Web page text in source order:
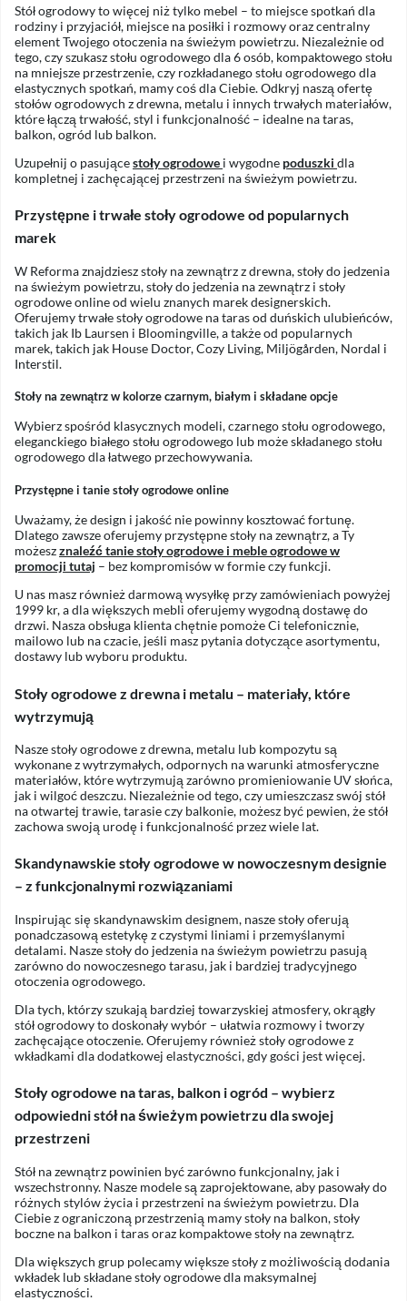
Stół ogrodowy to więcej niż tylko mebel – to miejsce spotkań dla
rodziny i przyjaciół, miejsce na posiłki i rozmowy oraz centralny
element Twojego otoczenia na świeżym powietrzu. Niezależnie od
tego, czy szukasz stołu ogrodowego dla 6 osób, kompaktowego stołu
na mniejsze przestrzenie, czy rozkładanego stołu ogrodowego dla
elastycznych spotkań, mamy coś dla Ciebie. Odkryj naszą ofertę
stołów ogrodowych z drewna, metalu i innych trwałych materiałów,
które łączą trwałość, styl i funkcjonalność – idealne na taras,
balkon, ogród lub balkon.
Uzupełnij o pasującestoły ogrodowe i wygodne poduszki dla
kompletnej i zachęcającej przestrzeni na świeżym powietrzu.
Przystępne i trwałe stoły ogrodowe od popularnych
marek
W Reforma znajdziesz stoły na zewnątrz z drewna, stoły do jedzenia
na świeżym powietrzu, stoły do jedzenia na zewnątrz i stoły
ogrodowe online od wielu znanych marek designerskich.
Oferujemy trwałe stoły ogrodowe na taras od duńskich ulubieńców,
takich jak Ib Laursen i Bloomingville, a także od popularnych
marek, takich jak House Doctor, Cozy Living, Miljögården, Nordal i
Interstil.
Stoły na zewnątrz w kolorze czarnym, białym i składane opcje
Wybierz spośród klasycznych modeli, czarnego stołu ogrodowego,
eleganckiego białego stołu ogrodowego lub może składanego stołu
ogrodowego dla łatwego przechowywania.
Przystępne i tanie stoły ogrodowe online
Uważamy, że design i jakość nie powinny kosztować fortunę.
Dlatego zawsze oferujemy przystępne stoły na zewnątrz, a Ty
możeszznaleźć tanie stoły ogrodowe i meble ogrodowe w
promocji tutaj – bez kompromisów w formie czy funkcji.
U nas masz również darmową wysyłkę przy zamówieniach powyżej
1999 kr, a dla większych mebli oferujemy wygodną dostawę do
drzwi. Nasza obsługa klienta chętnie pomoże Ci telefonicznie,
mailowo lub na czacie, jeśli masz pytania dotyczące asortymentu,
dostawy lub wyboru produktu.
Stoły ogrodowe z drewna i metalu – materiały, które
wytrzymują
Nasze stoły ogrodowe z drewna, metalu lub kompozytu są
wykonane z wytrzymałych, odpornych na warunki atmosferyczne
materiałów, które wytrzymują zarówno promieniowanie UV słońca,
jak i wilgoć deszczu. Niezależnie od tego, czy umieszczasz swój stół
na otwartej trawie, tarasie czy balkonie, możesz być pewien, że stół
zachowa swoją urodę i funkcjonalność przez wiele lat.
Skandynawskie stoły ogrodowe w nowoczesnym designie
– z funkcjonalnymi rozwiązaniami
Inspirując się skandynawskim designem, nasze stoły oferują
ponadczasową estetykę z czystymi liniami i przemyślanymi
detalami. Nasze stoły do jedzenia na świeżym powietrzu pasują
zarówno do nowoczesnego tarasu, jak i bardziej tradycyjnego
otoczenia ogrodowego.
Dla tych, którzy szukają bardziej towarzyskiej atmosfery, okrągły
stół ogrodowy to doskonały wybór – ułatwia rozmowy i tworzy
zachęcające otoczenie. Oferujemy również stoły ogrodowe z
wkładkami dla dodatkowej elastyczności, gdy gości jest więcej.
Stoły ogrodowe na taras, balkon i ogród – wybierz
odpowiedni stół na świeżym powietrzu dla swojej
przestrzeni
Stół na zewnątrz powinien być zarówno funkcjonalny, jak i
wszechstronny. Nasze modele są zaprojektowane, aby pasowały do
różnych stylów życia i przestrzeni na świeżym powietrzu. Dla
Ciebie z ograniczoną przestrzenią mamy stoły na balkon, stoły
boczne na balkon i taras oraz kompaktowe stoły na zewnątrz.
Dla większych grup polecamy większe stoły z możliwością dodania
wkładek lub składane stoły ogrodowe dla maksymalnej
elastyczności.